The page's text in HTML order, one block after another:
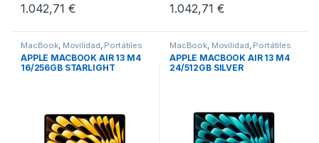
1.042,71 € 1.042,71 €
MacBook Movilidad Portátiles
APPLE MACBOOK AIR 13 M4
16/256GB STARLIGHT
MacBook Movilidad Portátiles
APPLE MACBOOK AIR 13 M4
24/512GB SILVER